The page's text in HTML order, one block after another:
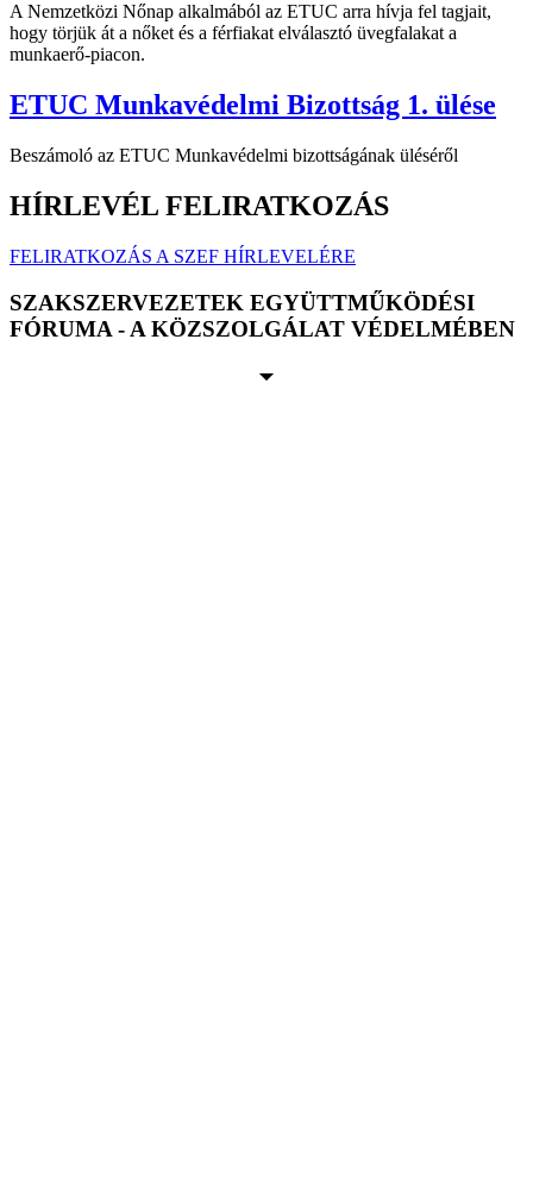
A Nemzetközi Nőnap alkalmából az ETUC arra hívja fel tagjait,
hogy törjük át a nőket és a férfiakat elválasztó üvegfalakat a
munkaerő-piacon.
ETUC Munkavédelmi Bizottság 1. ülése
Beszámoló az ETUC Munkavédelmi bizottságának üléséről
HÍRLEVÉL FELIRATKOZÁS
FELIRATKOZÁS A SZEF HÍRLEVELÉRE
SZAKSZERVEZETEK EGYÜTTMŰKÖDÉSI
FÓRUMA - A KÖZSZOLGÁLAT VÉDELMÉBEN